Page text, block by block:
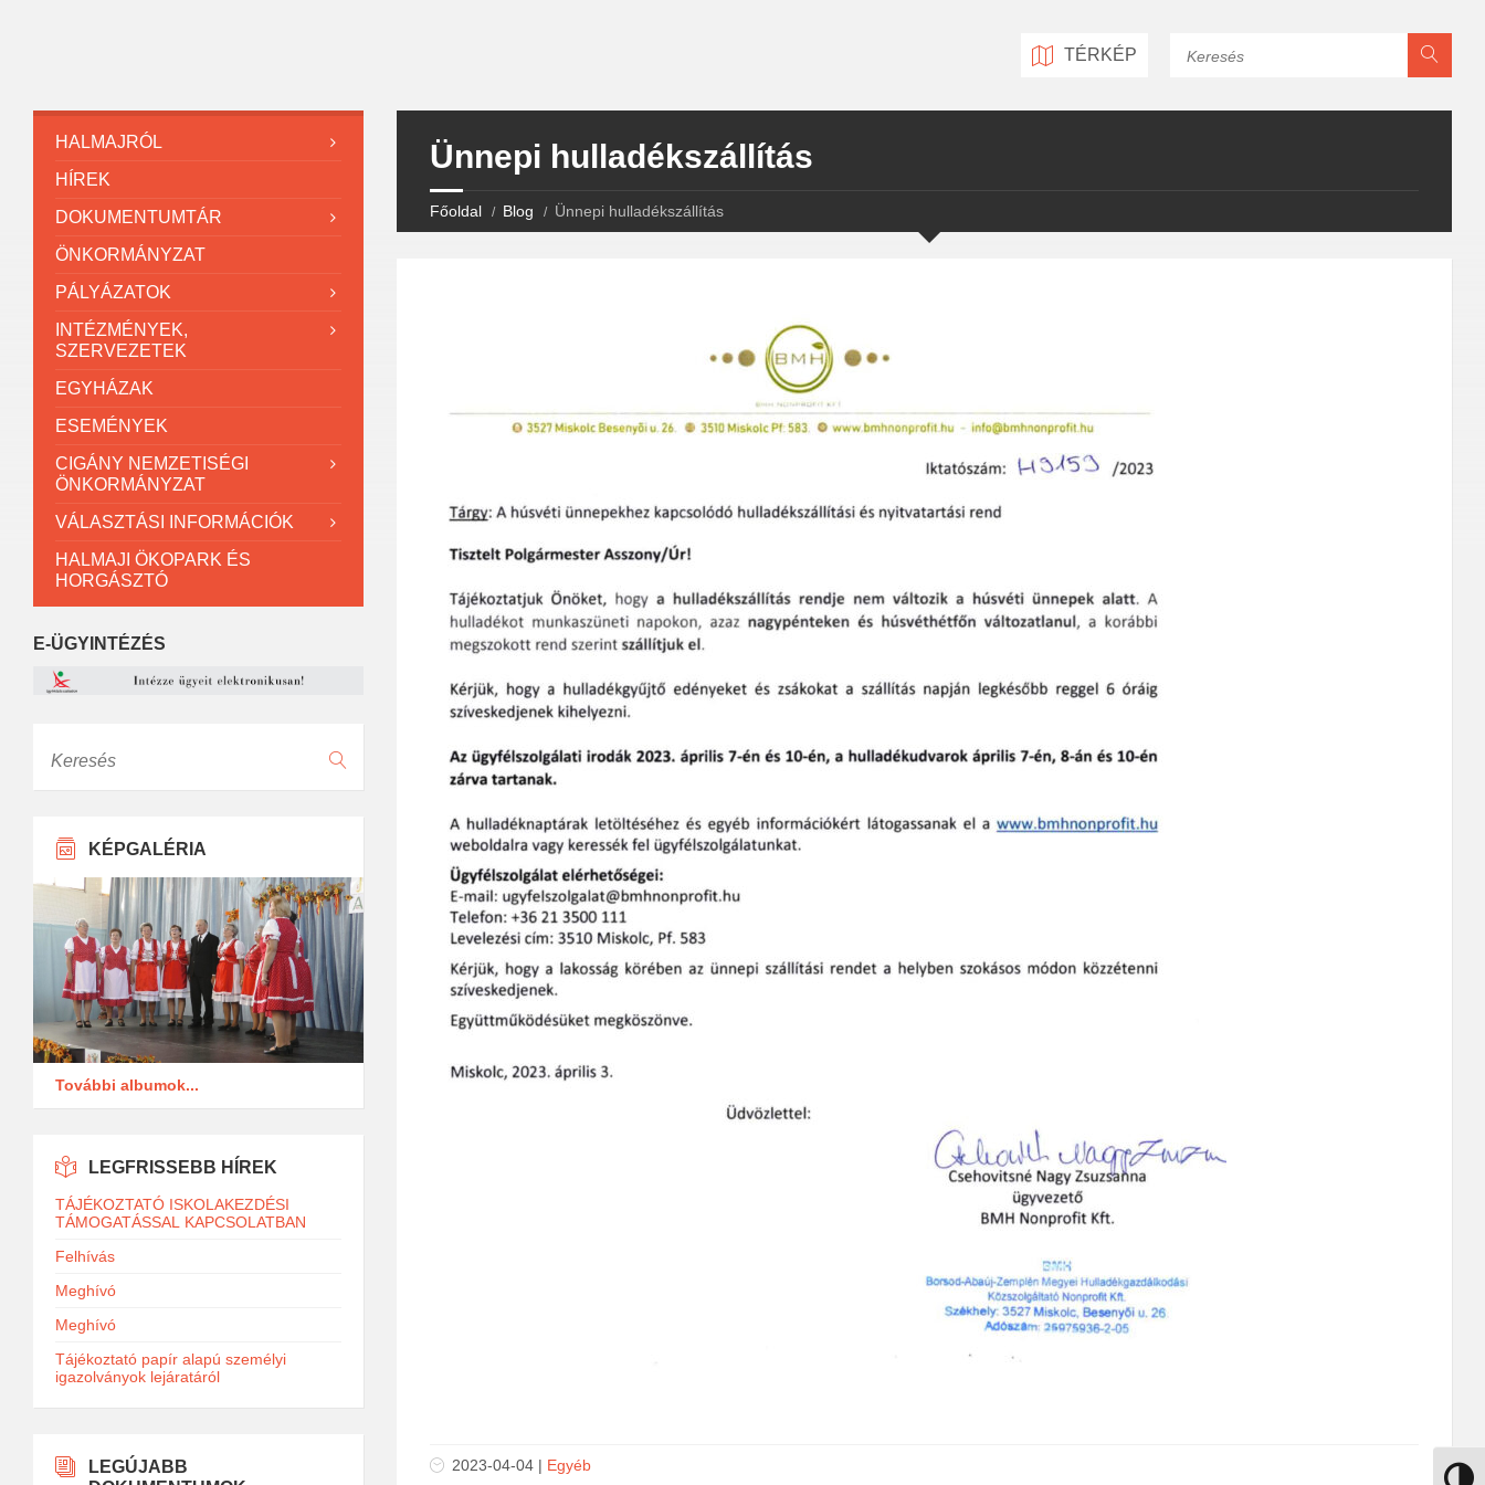
TÉRKÉP
Ünnepi hulladékszállítás
Főoldal Blog Ünnepi hulladékszállítás
2023-04-04 | Egyéb
HALMAJRÓL
HÍREK
DOKUMENTUMTÁR
ÖNKORMÁNYZAT
PÁLYÁZATOK
INTÉZMÉNYEK,
SZERVEZETEK
EGYHÁZAK
ESEMÉNYEK
CIGÁNY NEMZETISÉGI
ÖNKORMÁNYZAT
VÁLASZTÁSI INFORMÁCIÓK
HALMAJI ÖKOPARK ÉS
HORGÁSZTÓ
E-ÜGYINTÉZÉS
KÉPGALÉRIA
További albumok...
LEGFRISSEBB HÍREK
TÁJÉKOZTATÓ ISKOLAKEZDÉSI
TÁMOGATÁSSAL KAPCSOLATBAN
Felhívás
Meghívó
Meghívó
Tájékoztató papír alapú személyi
igazolványok lejáratáról
LEGÚJABB